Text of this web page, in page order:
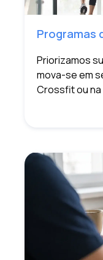
Programas
Priorizamos
mova-se em
Crossfit ou na